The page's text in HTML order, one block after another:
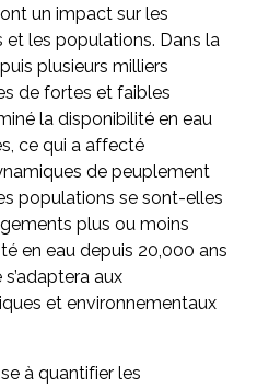
un impact sur les
et les populations. Dans la
plusieurs milliers
de fortes et faibles
la disponibilité en eau
ce qui a affecté
de peuplement
populations se sont-elles
plus ou moins
en eau depuis 20,000 ans
aux
et environnementaux
à quantifier les